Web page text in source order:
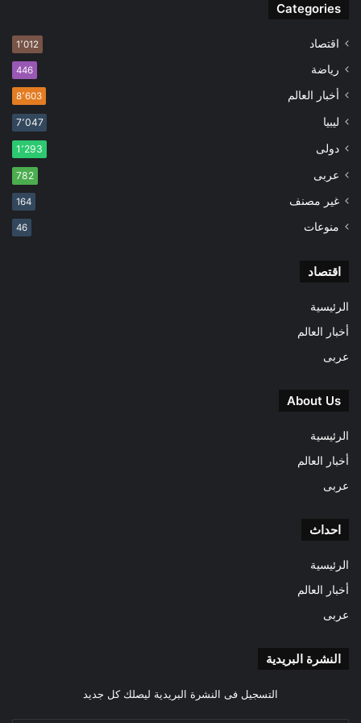
Categories
اقتصاد 1٬012
رياضة 446
أخبار العالم 8٬603
ليبيا 7٬047
دولى 1٬293
عربى 782
غير مصنف 164
منوعات 46
اقتصاد
الرئيسية
أخبار العالم
عربى
About Us
الرئيسية
أخبار العالم
عربى
احداث
الرئيسية
أخبار العالم
عربى
النشرة البريدية
التسجيل فى النشرة البريدية ليصلك كل جديد